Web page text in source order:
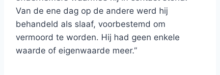
Van de ene dag op de andere werd hij
behandeld als slaaf, voorbestemd om
vermoord te worden. Hij had geen enkele
waarde of eigenwaarde meer.”